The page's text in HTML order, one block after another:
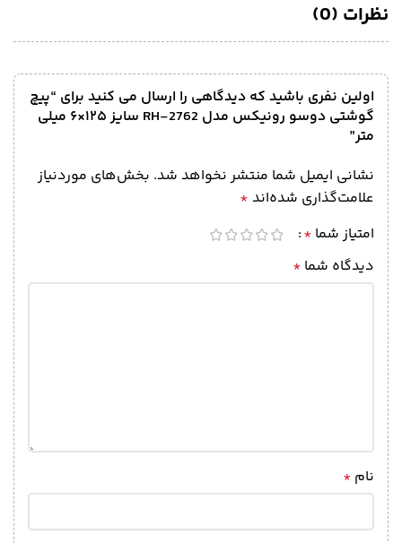
نظرات (0)
اولین نفری باشید که دیدگاهی را ارسال می کنید برای “پیچ
گوشتی دوسو رونیکس مدل RH-2762 سایز ۱۲۵×۶ میلی
متر”
نشانی ایمیل شما منتشر نخواهد شد. بخش‌های موردنیاز
علامت‌گذاری شده‌اند *
امتیاز شما *
دیدگاه شما *
نام *